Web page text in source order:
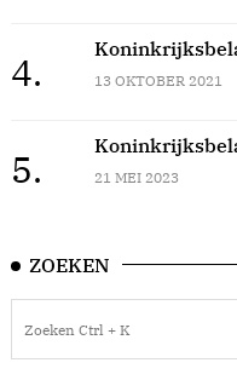
4. 13 OKTOBER 2021
5. 21 MEI 2023
ZOEKEN